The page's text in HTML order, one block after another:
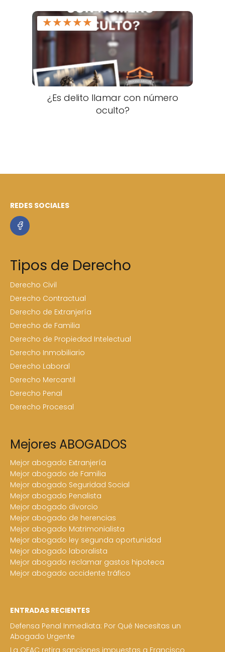
★★★★★
¿Es delito llamar con número
oculto?
REDES SOCIALES
Tipos de Derecho
Derecho Civil
Derecho Contractual
Derecho de Extranjería
Derecho de Familia
Derecho de Propiedad Intelectual
Derecho Inmobiliario
Derecho Laboral
Derecho Mercantil
Derecho Penal
Derecho Procesal
Mejores ABOGADOS
Mejor abogado Extranjería
Mejor abogado de Familia
Mejor abogado Seguridad Social
Mejor abogado Penalista
Mejor abogado divorcio
Mejor abogado de herencias
Mejor abogado Matrimonialista
Mejor abogado ley segunda oportunidad
Mejor abogado laboralista
Mejor abogado reclamar gastos hipoteca
Mejor abogado accidente tráfico
ENTRADAS RECIENTES
Defensa Penal Inmediata: Por Qué Necesitas un
Abogado Urgente
La OFAC retira sanciones impuestas a Francisco